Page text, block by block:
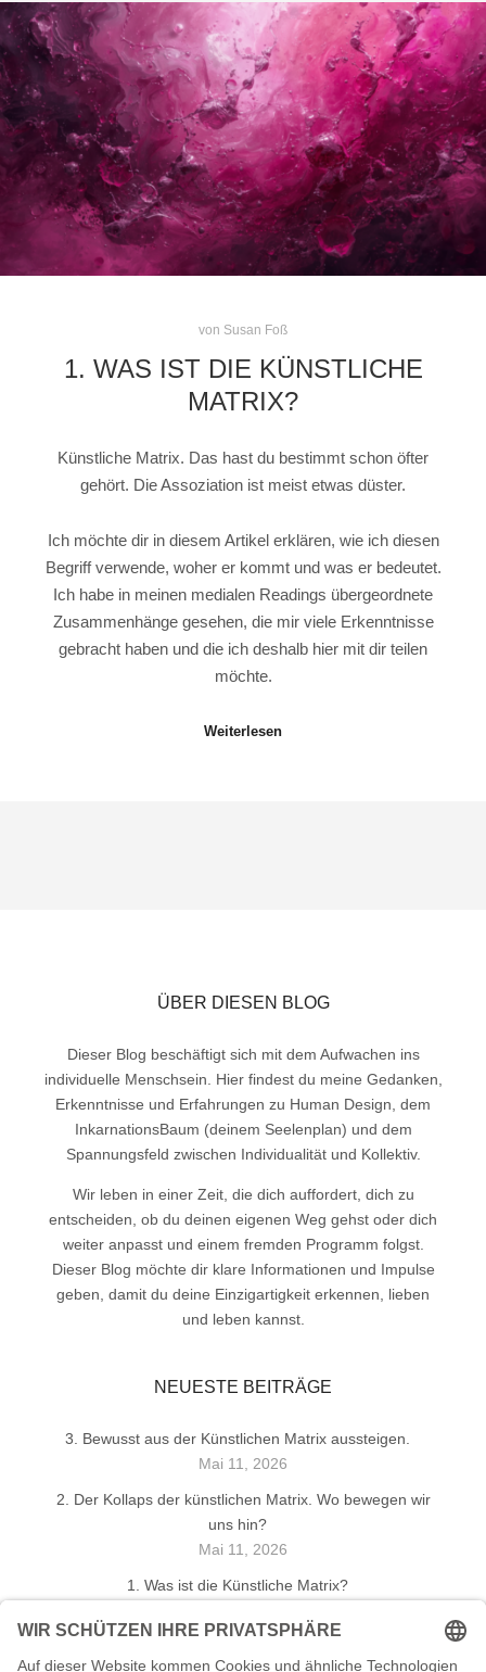
von Susan Foß
1. WAS IST DIE KÜNSTLICHE
MATRIX?
Künstliche Matrix. Das hast du bestimmt schon öfter
gehört. Die Assoziation ist meist etwas düster.
Ich möchte dir in diesem Artikel erklären, wie ich diesen
Begriff verwende, woher er kommt und was er bedeutet.
Ich habe in meinen medialen Readings übergeordnete
Zusammenhänge gesehen, die mir viele Erkenntnisse
gebracht haben und die ich deshalb hier mit dir teilen
möchte.
Weiterlesen
ÜBER DIESEN BLOG
Dieser Blog beschäftigt sich mit dem Aufwachen ins
individuelle Menschsein. Hier findest du meine Gedanken,
Erkenntnisse und Erfahrungen zu Human Design, dem
InkarnationsBaum (deinem Seelenplan) und dem
Spannungsfeld zwischen Individualität und Kollektiv.
Wir leben in einer Zeit, die dich auffordert, dich zu
entscheiden, ob du deinen eigenen Weg gehst oder dich
weiter anpasst und einem fremden Programm folgst.
Dieser Blog möchte dir klare Informationen und Impulse
geben, damit du deine Einzigartigkeit erkennen, lieben
und leben kannst.
NEUESTE BEITRÄGE
3. Bewusst aus der Künstlichen Matrix aussteigen.
Mai 11, 2026
2. Der Kollaps der künstlichen Matrix. Wo bewegen wir
uns hin?
Mai 11, 2026
1. Was ist die Künstliche Matrix?